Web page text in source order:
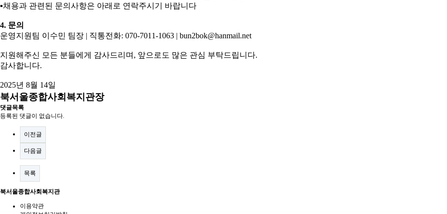
▪채용과 관련된 문의사항은 아래로 연락주시기 바랍니다
4. 문의
운영지원팀 이수민 팀장 | 직통전화: 070-7011-1063 | bun2bok@hanmail.net
지원해주신 모든 분들에게 감사드리며 , 앞으로도 많은 관심 부탁드립니다.
감사합니다.
2025년 8월 14일
북서울종합사회복지관장
댓글목록
등록된 댓글이 없습니다.
이전글
다음글
목록
북서울종합사회복지관
이용약관